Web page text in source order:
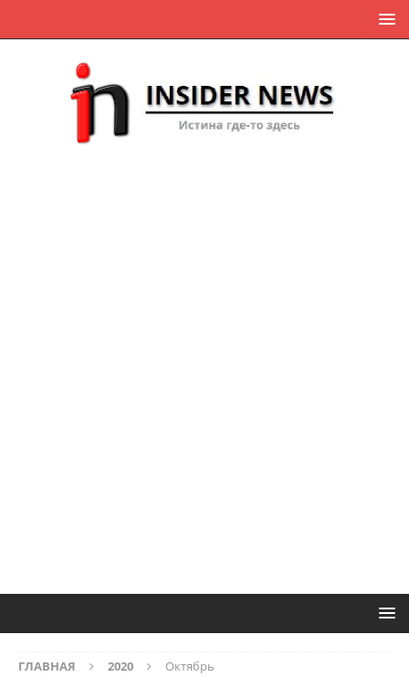
ГЛАВНАЯ 2020 Октябрь